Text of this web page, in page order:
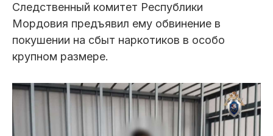
Следственный комитет Республики
Мордовия предъявил ему обвинение в
покушении на сбыт наркотиков в особо
крупном размере.